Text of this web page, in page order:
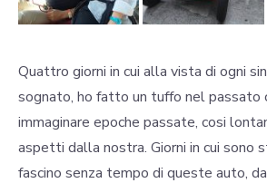
Quattro giorni in cui alla vista di ogni
sognato, ho fatto un tuffo nel passato
immaginare epoche passate, cosi
aspetti dalla nostra. Giorni in cui sono
fascino senza tempo di queste auto,